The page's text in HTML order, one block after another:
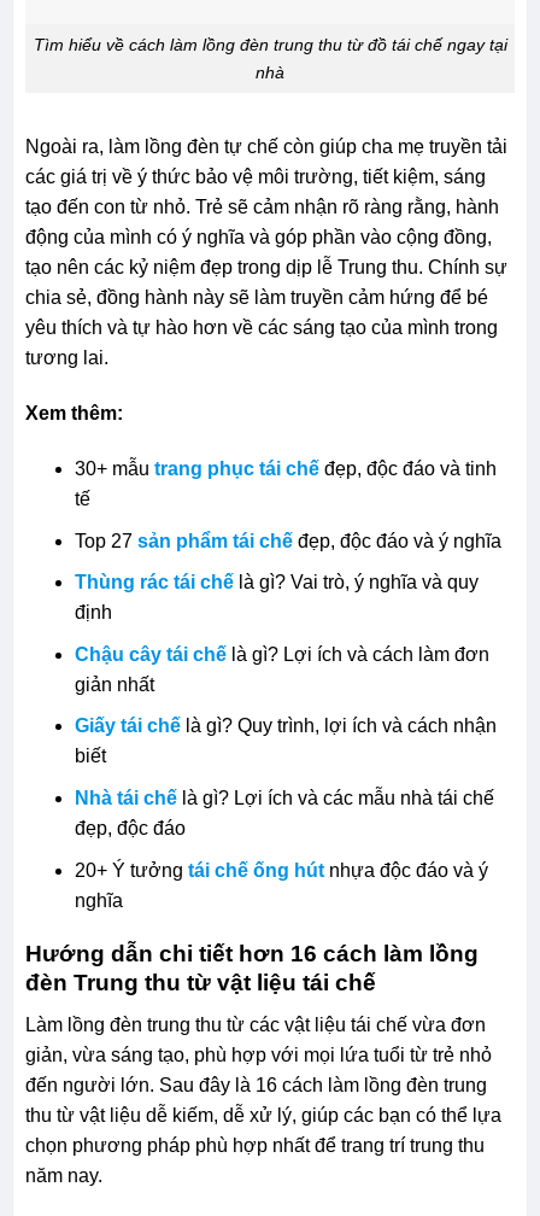
Tìm hiểu về cách làm lồng đèn trung thu từ đồ tái chế ngay tại
nhà
Ngoài ra, làm lồng đèn tự chế còn giúp cha mẹ truyền tải
các giá trị về ý thức bảo vệ môi trường, tiết kiệm, sáng
tạo đến con từ nhỏ. Trẻ sẽ cảm nhận rõ ràng rằng, hành
động của mình có ý nghĩa và góp phần vào cộng đồng,
tạo nên các kỷ niệm đẹp trong dịp lễ Trung thu. Chính sự
chia sẻ, đồng hành này sẽ làm truyền cảm hứng để bé
yêu thích và tự hào hơn về các sáng tạo của mình trong
tương lai.
Xem thêm:
30+ mẫu trang phục tái chếđẹp, độc đáo và tinh
tế
Top 27 sản phẩm tái chếđẹp, độc đáo và ý nghĩa
Thùng rác tái chếlà gì? Vai trò, ý nghĩa và quy
định
Chậu cây tái chếlà gì? Lợi ích và cách làm đơn
giản nhất
Giấy tái chếlà gì? Quy trình, lợi ích và cách nhận
biết
Nhà tái chếlà gì? Lợi ích và các mẫu nhà tái chế
đẹp, độc đáo
20+ Ý tưởng tái chế ống hútnhựa độc đáo và ý
nghĩa
Hướng dẫn chi tiết hơn 16 cách làm lồng
đèn Trung thu từ vật liệu tái chế
Làm lồng đèn trung thu từ các vật liệu tái chế vừa đơn
giản, vừa sáng tạo, phù hợp với mọi lứa tuổi từ trẻ nhỏ
đến người lớn. Sau đây là 16 cách làm lồng đèn trung
thu từ vật liệu dễ kiếm, dễ xử lý, giúp các bạn có thể lựa
chọn phương pháp phù hợp nhất để trang trí trung thu
năm nay.